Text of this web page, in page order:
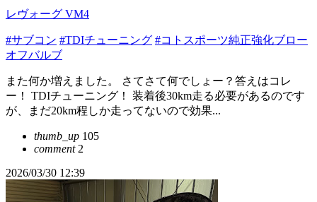
レヴォーグ VM4
#サブコン #TDIチューニング #コトスポーツ純正強化ブロー
オフバルブ
また何か増えました。 さてさて何でしょー？答えはコレ
ー！ TDIチューニング！ 装着後30km走る必要があるのです
が、まだ20km程しか走ってないので効果...
thumb_up 105
comment2
2026/03/30 12:39